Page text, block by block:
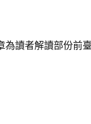
為讀者解讀部份前